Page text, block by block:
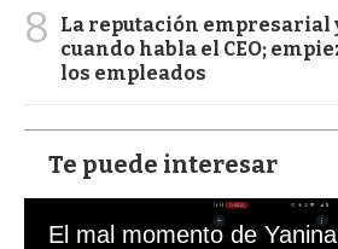
8
La reputación empresarial
cuando habla el CEO;
los empleados
Te puede interesar